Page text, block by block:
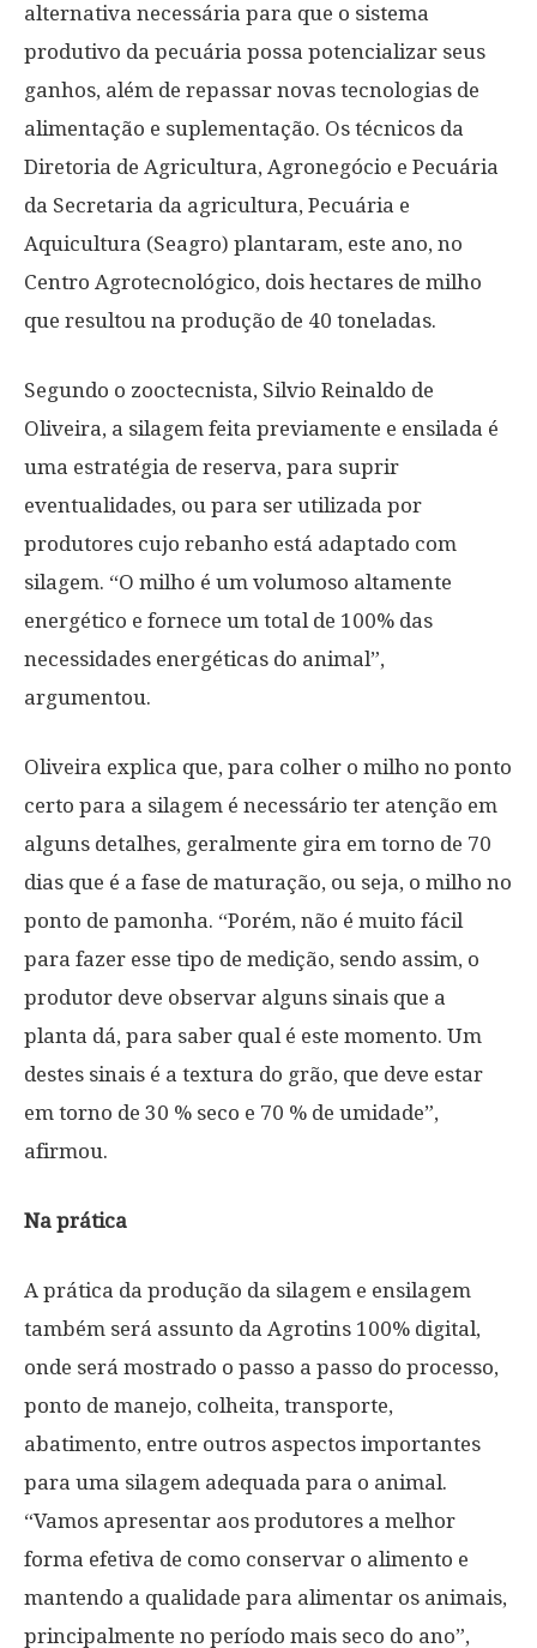
alternativa necessária para que o sistema
produtivo da pecuária possa potencializar seus
ganhos, além de repassar novas tecnologias de
alimentação e suplementação. Os técnicos da
Diretoria de Agricultura, Agronegócio e Pecuária
da Secretaria da agricultura, Pecuária e
Aquicultura (Seagro) plantaram, este ano, no
Centro Agrotecnológico, dois hectares de milho
que resultou na produção de 40 toneladas.
Segundo o zooctecnista, Silvio Reinaldo de
Oliveira, a silagem feita previamente e ensilada é
uma estratégia de reserva, para suprir
eventualidades, ou para ser utilizada por
produtores cujo rebanho está adaptado com
silagem. “O milho é um volumoso altamente
energético e fornece um total de 100% das
necessidades energéticas do animal”,
argumentou.
Oliveira explica que, para colher o milho no ponto
certo para a silagem é necessário ter atenção em
alguns detalhes, geralmente gira em torno de 70
dias que é a fase de maturação, ou seja, o milho no
ponto de pamonha. “Porém, não é muito fácil
para fazer esse tipo de medição, sendo assim, o
produtor deve observar alguns sinais que a
planta dá, para saber qual é este momento. Um
destes sinais é a textura do grão, que deve estar
em torno de 30 % seco e 70 % de umidade”,
afirmou.
Na prática
A prática da produção da silagem e ensilagem
também será assunto da Agrotins 100% digital,
onde será mostrado o passo a passo do processo,
ponto de manejo, colheita, transporte,
abatimento, entre outros aspectos importantes
para uma silagem adequada para o animal.
“Vamos apresentar aos produtores a melhor
forma efetiva de como conservar o alimento e
mantendo a qualidade para alimentar os animais,
principalmente no período mais seco do ano”,